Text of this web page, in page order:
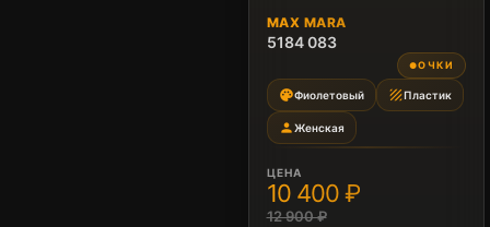
MAX MARA
5184 083
●ОЧКИ
paletteФиолетовый textureПластик
personЖенская
ЦЕНА
10 400 ₽
12 900 ₽